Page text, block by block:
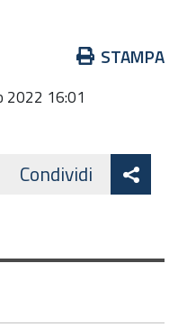
STAMPA
2022 16:01
Condividi